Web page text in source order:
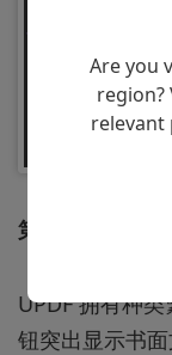
Are you
relevant
第 3 步：注释
UPDF 拥有种
钮突出显示书